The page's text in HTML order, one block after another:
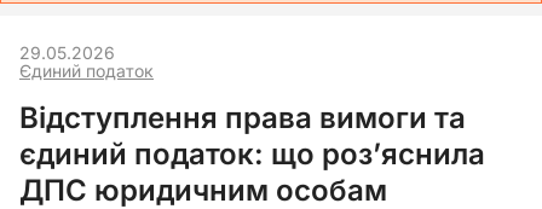
Єдиний податок
29.05.2026
Відступлення права вимоги та
єдиний податок: що роз’яснила
ДПС юридичним особам